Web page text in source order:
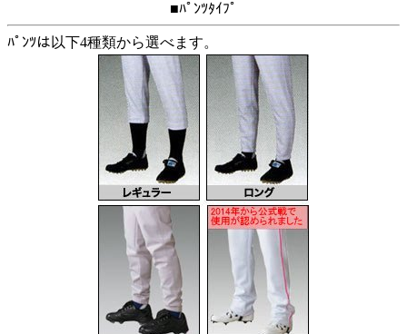
■ﾊﾟﾝﾂﾀｲﾌﾟ
ﾊﾟﾝﾂは以下4種類から選べます。